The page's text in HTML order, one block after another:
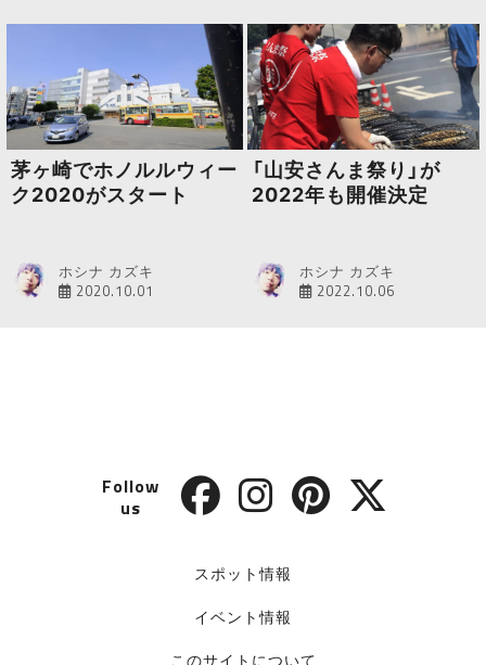
茅ヶ崎でホノルルウィー
ク2020がスタート
ホシナ カズキ
2020.10.01
「山安さんま祭り」が
2022年も開催決定
ホシナ カズキ
2022.10.06
Follow
us
スポット情報
イベント情報
このサイトについて